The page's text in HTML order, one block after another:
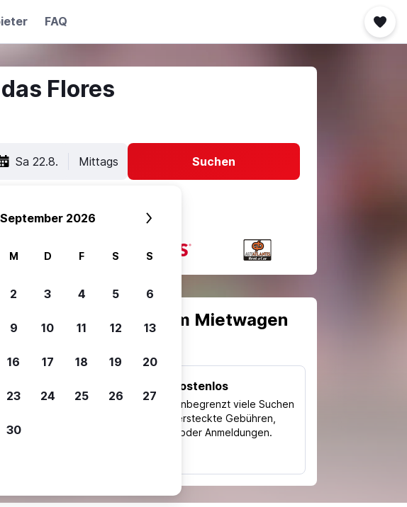
FAQ
Flores
Sa 22.8. Mittags Suchen
entscheiden, um Mietwagen
Anpassung von Trips
nach
Kostenlos
Nutze unbegrenzt viele Suchen
ohne versteckte Gebühren,
Kosten oder Anmeldungen.
September 2026
M D F S S
2 3 4 5 6
9 10 11 12 13
16 17 18 19 20
23 24 25 26 27
30